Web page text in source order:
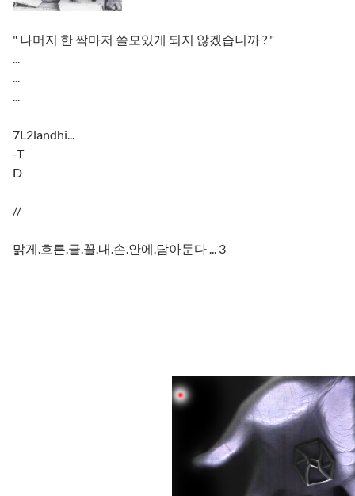
" 나머지 한 짝마저 쓸모있게 되지 않겠습니까 ? "
...
...
...
7L2landhi...
-T
D
//
맑게.흐른.글.꼴.내.손.안에.담아둔다 ... 3